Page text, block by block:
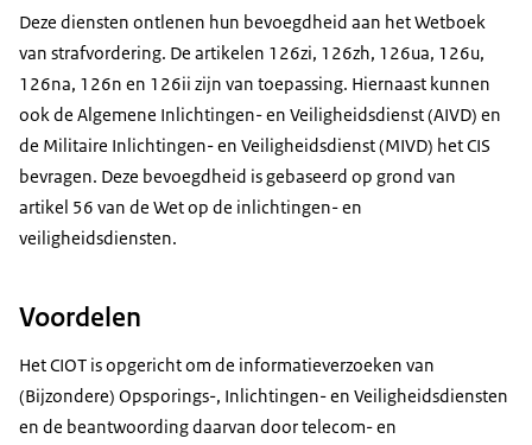
Deze diensten ontlenen hun bevoegdheid aan het Wetboek
van strafvordering. De artikelen 126zi, 126zh, 126ua, 126u,
126na, 126n en 126ii zijn van toepassing. Hiernaast kunnen
ook de Algemene Inlichtingen- en Veiligheidsdienst (AIVD) en
de Militaire Inlichtingen- en Veiligheidsdienst (MIVD) het CIS
bevragen. Deze bevoegdheid is gebaseerd op grond van
artikel 56 van de Wet op de inlichtingen- en
veiligheidsdiensten.
Voordelen
Het CIOT is opgericht om de informatieverzoeken van
(Bijzondere) Opsporings-, Inlichtingen- en Veiligheidsdiensten
en de beantwoording daarvan door telecom- en